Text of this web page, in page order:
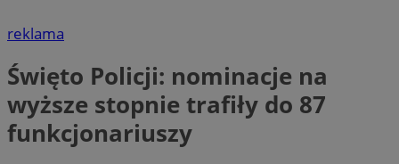
reklama
Święto Policji: nominacje na
wyższe stopnie trafiły do 87
funkcjonariuszy